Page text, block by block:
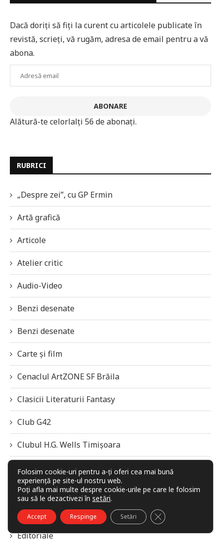
Dacă doriți să fiți la curent cu articolele publicate în
revistă, scrieți, vă rugăm, adresa de email pentru a vă
abona.
Adresă
ABONARE
Alătură-te celorlalți 56 de abonați.
RUBRICI
„Despre zei”, cu GP Ermin
Artă grafică
Articole
Atelier critic
Audio-Video
Benzi desenate
Benzi desenate
Carte și film
Cenaclul ArtZONE SF Brăila
Clasicii Literaturii Fantasy
Club G42
Clubul H.G. Wells Timișoara
Cronici de film
Cronici de jocuri
Diverse
Editoriale
Folosim cookie-uri pentru a-ți oferi cea mai bună
experiență pe site-ul nostru web.
Poți afla mai multe despre cookie-urile pe care le folosim
sau să le dezactivezi în setări.
Accept Respinge Setări CLOSE GDPR